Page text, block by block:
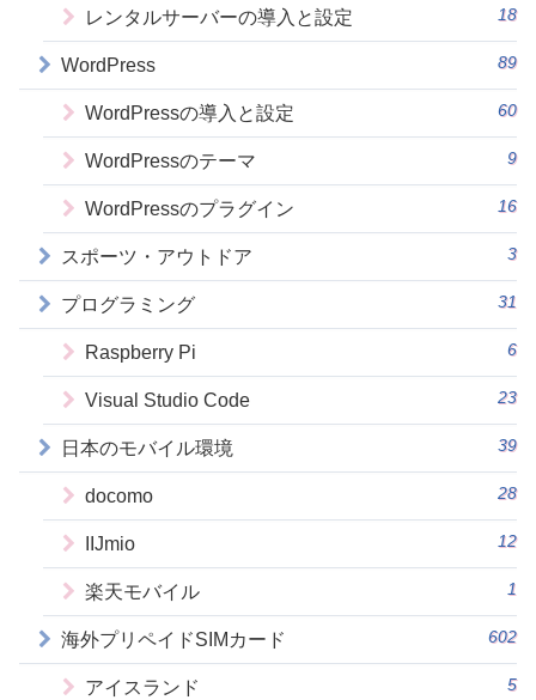
レンタルサーバーの導入と設定 18
WordPress 89
WordPressの導入と設定 60
WordPressのテーマ 9
WordPressのプラグイン 16
スポーツ・アウトドア 3
プログラミング 31
Raspberry Pi 6
Visual Studio Code 23
日本のモバイル環境 39
docomo 28
IIJmio 12
楽天モバイル 1
海外プリペイドSIMカード 602
アイスランド 5